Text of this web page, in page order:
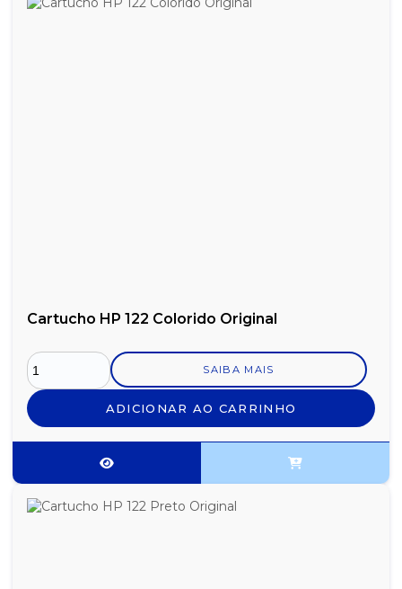
Cartucho HP 122 Colorido Original
SAIBA MAIS
ADICIONAR AO CARRINHO